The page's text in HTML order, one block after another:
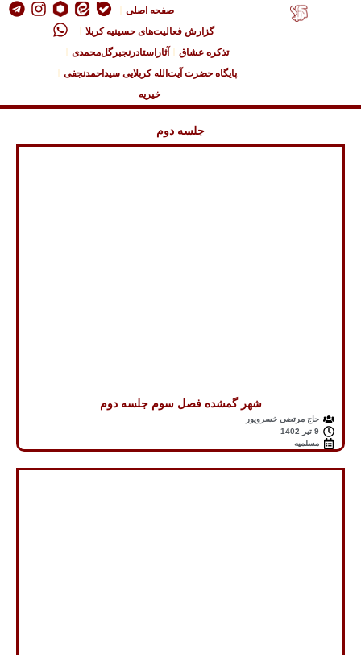
صفحه اصلی
گزارش فعالیت‌های حسینیه کربلا
تذکره عشاق
آثاراستادرنجبرگل‌محمدی
پایگاه حضرت آیت‌الله کربلایی سیداحمدنجفی
خیریه
جلسه دوم
شهر گمشده فصل سوم جلسه دوم
حاج مرتضی خسروپور
9 تیر 1402
مسلمیه